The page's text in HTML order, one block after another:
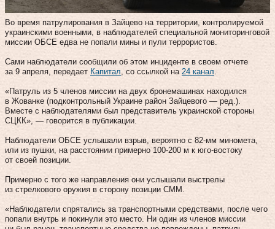
Во время патрулирования в Зайцево на территории, контролируемой
украинскими военными, в наблюдателей специальной мониторинговой
миссии ОБСЕ едва не попали мины и пули террористов.
Сами наблюдатели сообщили об этом инциденте в своем отчете
за 9 апреля, передает Капитал , со ссылкой на 24 канал
«Патруль из 5 членов миссии на двух бронемашинах находился
в Жованке (подконтрольный Украине район Зайцевого — ред.).
Вместе с наблюдателями был представитель украинской стороны
СЦКК», — говорится в публикации.
Наблюдатели ОБСЕ услышали взрыв, вероятно с 82-мм миномета,
или из пушки, на расстоянии примерно 100-200 м к юго-востоку
от своей позиции.
Примерно с того же направления они услышали выстрелы
из стрелкового оружия в сторону позиции СММ.
«Наблюдатели спрятались за транспортными средствами, после чего
попали внутрь и покинули это место. Ни один из членов миссии